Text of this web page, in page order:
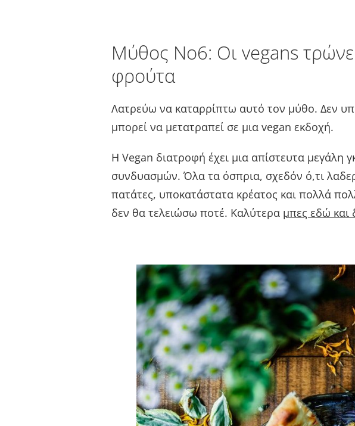
Μύθος Νο6: Οι vegans
φρούτα
Λατρεύω να καταρρίπτω αυτό τον μύθο. Δεν
μπορεί να μετατραπεί σε μια vegan εκδοχή.
Η Vegan διατροφή έχει μια απίστευτα μεγάλη
συνδυασμών. Όλα τα όσπρια, σχεδόν ό,τι
πατάτες, υποκατάστατα κρέατος και πολλά
δεν θα τελειώσω ποτέ. Καλύτερα μπες εδώ και